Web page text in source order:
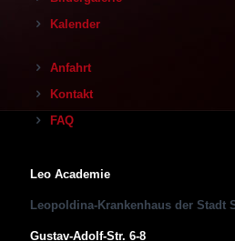
Kalender
Anfahrt
Kontakt
FAQ
Leo Academie
Leopoldina-Krankenhaus der Stadt
Gustav-Adolf-Str. 6-8